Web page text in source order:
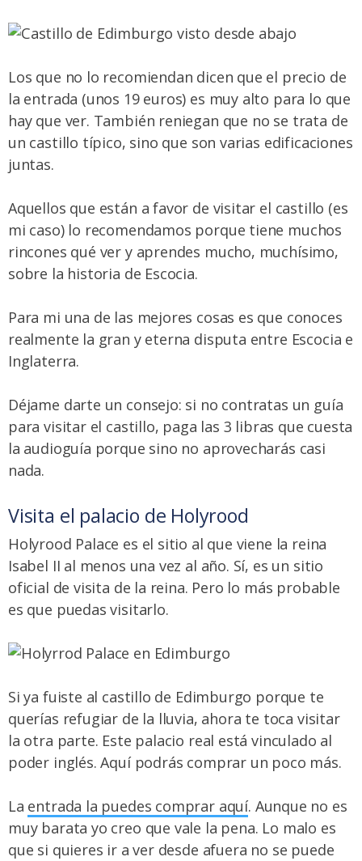
Los que no lo recomiendan dicen que el precio de
la entrada (unos 19 euros) es muy alto para lo que
hay que ver. También reniegan que no se trata de
un castillo típico, sino que son varias edificaciones
juntas.
Aquellos que están a favor de visitar el castillo (es
mi caso) lo recomendamos porque tiene muchos
rincones qué ver y aprendes mucho, muchísimo,
sobre la historia de Escocia.
Para mi una de las mejores cosas es que conoces
realmente la gran y eterna disputa entre Escocia e
Inglaterra.
Déjame darte un consejo: si no contratas un guía
para visitar el castillo, paga las 3 libras que cuesta
la audioguía porque sino no aprovecharás casi
nada.
Visita el palacio de Holyrood
Holyrood Palace es el sitio al que viene la reina
Isabel II al menos una vez al año. Sí, es un sitio
oficial de visita de la reina. Pero lo más probable
es que puedas visitarlo.
Si ya fuiste al castillo de Edimburgo porque te
querías refugiar de la lluvia, ahora te toca visitar
la otra parte. Este palacio real está vinculado al
poder inglés. Aquí podrás comprar un poco más.
La entrada la puedes comprar aquí. Aunque no es
muy barata yo creo que vale la pena. Lo malo es
que si quieres ir a ver desde afuera no se puede